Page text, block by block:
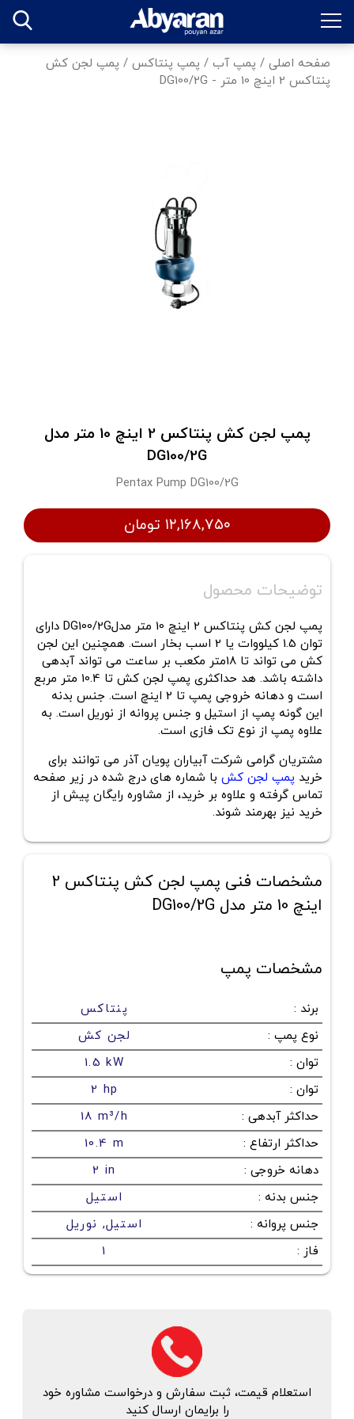
صفحه اصلی / پمپ آب / پمپ پنتاکس / پمپ لجن کش
پنتاکس 2 اینچ 10 متر - DG100/2G
پمپ لجن کش پنتاکس 2 اینچ 10 متر مدل
DG100/2G
Pentax Pump DG100/2G
۱۲,۱۶۸,۷۵۰ تومان
توضیحات محصول
پمپ لجن کش پنتاکس 2 اینچ 10 متر مدلDG100/2G دارای
توان 1.5 کیلووات یا 2 اسب بخار است. همچنین این لجن
کش می تواند تا 18متر مکعب بر ساعت می تواند آبدهی
داشته باشد. هد حداکثری پمپ لجن کش تا 10.4 متر مربع
است و دهانه خروجی پمپ تا 2 اینچ است. جنس بدنه
این گونه پمپ از استیل و جنس پروانه از نوریل است. به
علاوه پمپ از نوع تک فازی است.
مشتریان گرامی شرکت آبیاران پویان آذر می توانند برای
خرید پمپ لجن کش با شماره های درج شده در زیر صفحه
تماس گرفته و علاوه بر خرید، از مشاوره رایگان پیش از
خرید نیز بهرمند شوند.
مشخصات فنی پمپ لجن کش پنتاکس 2
اینچ 10 متر مدل DG100/2G
مشخصات پمپ
برند :
پنتاکس
نوع پمپ :
لجن کش
توان :
1.5 kW
توان :
2 hp
حداکثر آبدهی :
18 m³/h
حداکثر ارتفاع :
10.4 m
دهانه خروجی :
2 in
جنس بدنه :
استیل
جنس پروانه :
استیل, نوریل
فاز :
1
استعلام قیمت، ثبت سفارش و درخواست مشاوره خود
را برایمان ارسال کنید